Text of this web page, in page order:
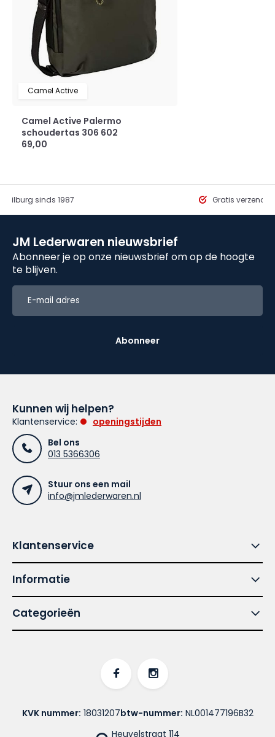
Camel Active
Camel Active Palermo
schoudertas 306 602
69,00
Tilburg sinds 1987 Gratis
JM Lederwaren nieuwsbrief
Abonneer je op onze nieuwsbrief om op de hoogte
te blijven.
Abonneer
Kunnen wij helpen?
Klantenservice:
openingstijden
Bel ons
013 5366306
Stuur ons een mail
info@jmlederwaren.nl
Klantenservice
Informatie
Categorieën
Heuvelstraat 114
KVK nummer: 18031207btw-nummer: NL001477196B32